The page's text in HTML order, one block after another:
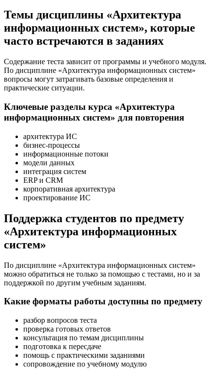
Темы дисциплины «Архитектура
информационных систем», которые
часто встречаются в заданиях
Содержание теста зависит от программы и учебного модуля.
По дисциплине «Архитектура информационных систем»
вопросы могут затрагивать базовые определения и
практические ситуации.
Ключевые разделы курса «Архитектура
информационных систем» для повторения
архитектура ИС
бизнес-процессы
информационные потоки
модели данных
интеграция систем
ERP и CRM
корпоративная архитектура
проектирование ИС
Поддержка студентов по предмету
«Архитектура информационных
систем»
По дисциплине «Архитектура информационных систем»
можно обратиться не только за помощью с тестами, но и за
поддержкой по другим учебным заданиям.
Какие форматы работы доступны по предмету
разбор вопросов теста
проверка готовых ответов
консультация по темам дисциплины
подготовка к пересдаче
помощь с практическими заданиями
сопровождение по учебному модулю